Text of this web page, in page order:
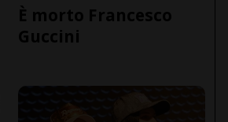
È morto Francesco
Guccini